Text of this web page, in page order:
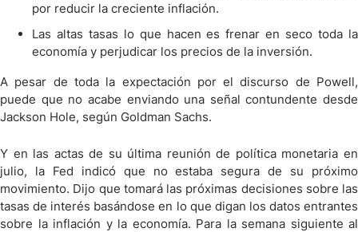
por reducir la creciente inflación.
Las altas tasas lo que hacen es frenar en seco toda la
economía y perjudicar los precios de la inversión.
A pesar de toda la expectación por el discurso de Powell,
puede que no acabe enviando una señal contundente desde
Jackson Hole, según Goldman Sachs.
Y en las actas de su última reunión de política monetaria en
julio, la Fed indicó que no estaba segura de su próximo
movimiento. Dijo que tomará las próximas decisiones sobre las
tasas de interés basándose en lo que digan los datos entrantes
sobre la inflación y la economía. Para la semana siguiente al